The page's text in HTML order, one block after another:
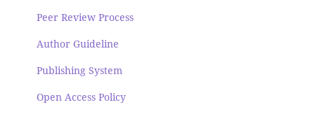
Peer Review Process
Author Guideline
Publishing System
Open Access Policy